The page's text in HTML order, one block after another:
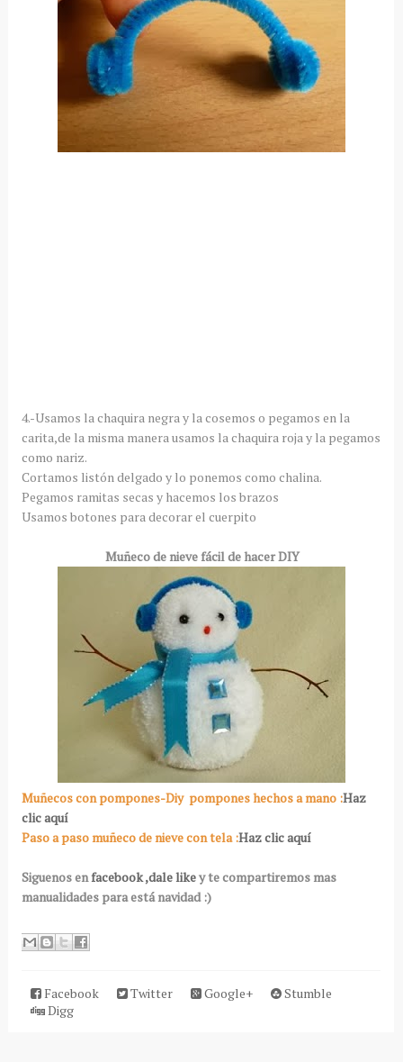
4.-Usamos la chaquira negra y la cosemos o pegamos en la
carita,de la misma manera usamos la chaquira roja y la pegamos
como nariz.
Cortamos listón delgado y lo ponemos como chalina.
Pegamos ramitas secas y hacemos los brazos
Usamos botones para decorar el cuerpito
Muñeco de nieve fácil de hacer DIY
Muñecos con pompones-Diy pompones hechos a mano :Haz
clic aquí
Paso a paso muñeco de nieve con tela :Haz clic aquí
Siguenos enfacebook ,dale likey te compartiremos mas
manualidades para está navidad :)
Facebook Twitter Google+
Stumble
Digg